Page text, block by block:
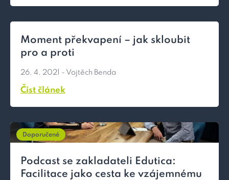
Moment překvapení – jak skloubit
pro a proti
26. 4. 2021 - Vojtěch Benda
Číst článek
Doporučené
Podcast se zakladateli Edutica:
Facilitace jako cesta ke vzájemnému